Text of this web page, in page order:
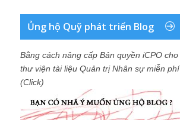
Ủng hộ Quỹ phát triển Blog
Bằng cách nâng cấp Bản quyền iCPO cho
thư viện tài liệu Quản trị Nhân sự miễn phí
(Click)